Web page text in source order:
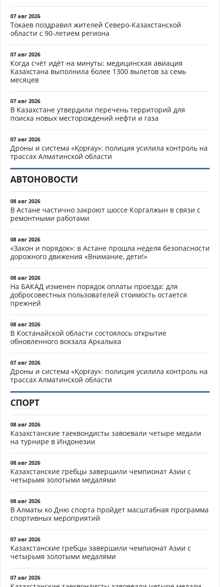
07 авг 2026
Токаев поздравил жителей Северо-Казахстанской
области с 90-летием региона
07 авг 2026
Когда счёт идёт на минуты: медицинская авиация
Казахстана выполнила более 1300 вылетов за семь
месяцев
07 авг 2026
В Казахстане утвердили перечень территорий для
поиска новых месторождений нефти и газа
07 авг 2026
Дроны и система «Қорғау»: полиция усилила контроль на
трассах Алматинской области
АВТОНОВОСТИ
08 авг 2026
В Астане частично закроют шоссе Коргалжын в связи с
ремонтными работами
08 авг 2026
«Закон и порядок»: в Астане прошла неделя безопасности
дорожного движения «Внимание, дети!»
08 авг 2026
На БАКАД изменен порядок оплаты проезда: для
добросовестных пользователей стоимость остается
прежней
08 авг 2026
В Костанайской области состоялось открытие
обновленного вокзала Аркалыка
07 авг 2026
Дроны и система «Қорғау»: полиция усилила контроль на
трассах Алматинской области
СПОРТ
08 авг 2026
Казахстанские таеквондисты завоевали четыре медали
на турнире в Индонезии
08 авг 2026
Казахстанские гребцы завершили чемпионат Азии с
четырьмя золотыми медалями
08 авг 2026
В Алматы ко Дню спорта пройдет масштабная программа
спортивных мероприятий
07 авг 2026
Казахстанские гребцы завершили чемпионат Азии с
четырьмя золотыми медалями
07 авг 2026